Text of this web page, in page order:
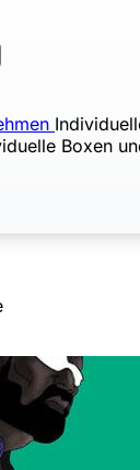
Boxen